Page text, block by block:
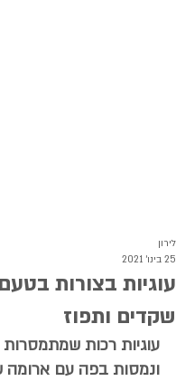
עוגיות בצורות
שקדים ותפוז
לירון
25 בינו׳ 2021
עוגיות רכות שמתמסרות
ונמסות בפה עם ארומה